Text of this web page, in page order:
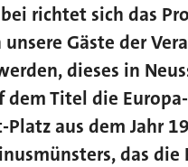
richtet sich das
Gäste der
dieses in
Titel die
aus dem Jahr
das die